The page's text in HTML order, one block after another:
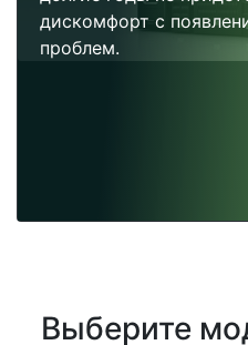
дискомфорт с
проблем.
Выберите